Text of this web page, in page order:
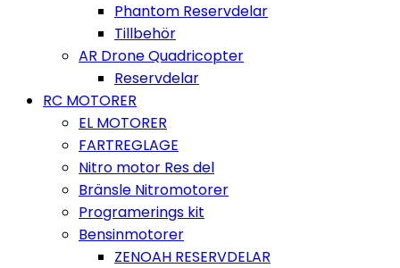
Phantom Reservdelar
Tillbehör
AR Drone Quadricopter
Reservdelar
RC MOTORER
EL MOTORER
FARTREGLAGE
Nitro motor Res del
Bränsle Nitromotorer
Programerings kit
Bensinmotorer
ZENOAH RESERVDELAR